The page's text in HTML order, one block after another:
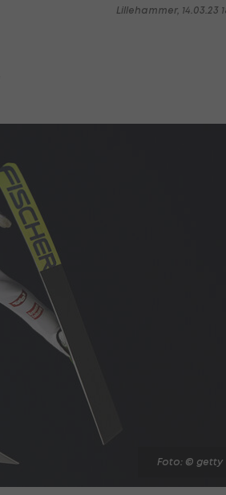
Lillehammer, 14.03.23
Foto: © getty